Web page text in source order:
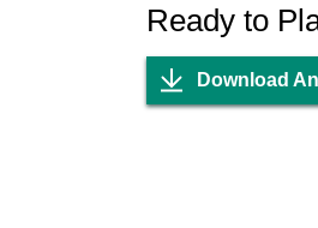
Ready to
Download